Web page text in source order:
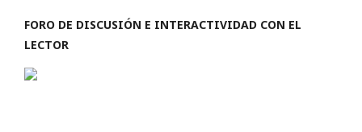
FORO DE DISCUSIÓN E INTERACTIVIDAD CON EL
LECTOR